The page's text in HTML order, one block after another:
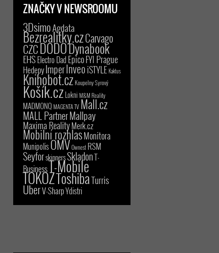
ZNAČKY V NEWSROOMU
3DsimoAgdata
Bezrealitky.czCarvago
CZCDODODynabook
EHSElectro Dad EpicoFYI Prague
HedepyImperInveoiSTYLE Kaktus
Knihobot.czKoupelny Syrový
Košík.czLokni M&M Reality
MADMONQMAGENTA TV Mall.cz
MALL PartnerMallpay
Maxima RealityMerk.cz
Mobilní rozhlasMonitora
MunipolisOMVOwnest RSM
SeyforskinnersSkladonT-
BusinessT-Mobile
TOKOZToshibaTurris
UberV-SharpYdistri